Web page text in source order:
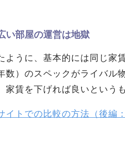
い部屋の運営は地獄
ように、基本的には同じ家
数）のスペックがライバル
家賃を下げれば良いという
イトでの比較の方法（後編